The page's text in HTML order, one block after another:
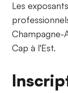
Les
Champagne-
Cap à l'Est.